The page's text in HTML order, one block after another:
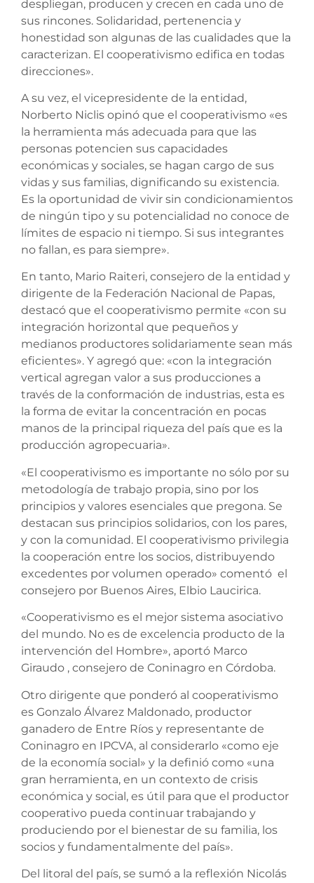
despliegan, producen y crecen en cada uno de
sus rincones. Solidaridad, pertenencia y
honestidad son algunas de las cualidades que la
caracterizan. El cooperativismo edifica en todas
direcciones».
A su vez, el vicepresidente de la entidad,
Norberto Niclis opinó que el cooperativismo «es
la herramienta más adecuada para que las
personas potencien sus capacidades
económicas y sociales, se hagan cargo de sus
vidas y sus familias, dignificando su existencia.
Es la oportunidad de vivir sin condicionamientos
de ningún tipo y su potencialidad no conoce de
límites de espacio ni tiempo. Si sus integrantes
no fallan, es para siempre».
En tanto, Mario Raiteri, consejero de la entidad y
dirigente de la Federación Nacional de Papas,
destacó que el cooperativismo permite «con su
integración horizontal que pequeños y
medianos productores solidariamente sean más
eficientes». Y agregó que: «con la integración
vertical agregan valor a sus producciones a
través de la conformación de industrias, esta es
la forma de evitar la concentración en pocas
manos de la principal riqueza del país que es la
producción agropecuaria».
«El cooperativismo es importante no sólo por su
metodología de trabajo propia, sino por los
principios y valores esenciales que pregona. Se
destacan sus principios solidarios, con los pares,
y con la comunidad. El cooperativismo privilegia
la cooperación entre los socios, distribuyendo
excedentes por volumen operado» comentó el
consejero por Buenos Aires, Elbio Laucirica.
«Cooperativismo es el mejor sistema asociativo
del mundo. No es de excelencia producto de la
intervención del Hombre», aportó Marco
Giraudo , consejero de Coninagro en Córdoba.
Otro dirigente que ponderó al cooperativismo
es Gonzalo Álvarez Maldonado, productor
ganadero de Entre Ríos y representante de
Coninagro en IPCVA, al considerarlo «como eje
de la economía social» y la definió como «una
gran herramienta, en un contexto de crisis
económica y social, es útil para que el productor
cooperativo pueda continuar trabajando y
produciendo por el bienestar de su familia, los
socios y fundamentalmente del país».
Del litoral del país, se sumó a la reflexión Nicolás